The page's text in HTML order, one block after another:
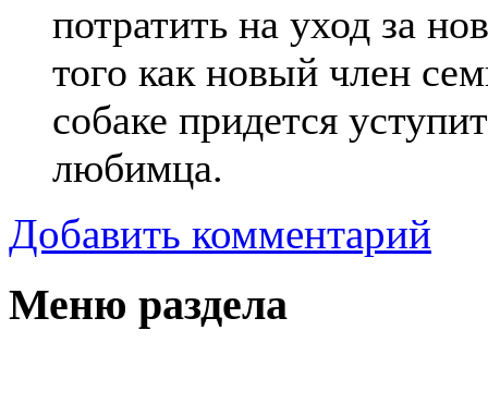
потратить на уход за
того как новый член
собаке придется
любимца.
Добавить комментарий
Меню раздела